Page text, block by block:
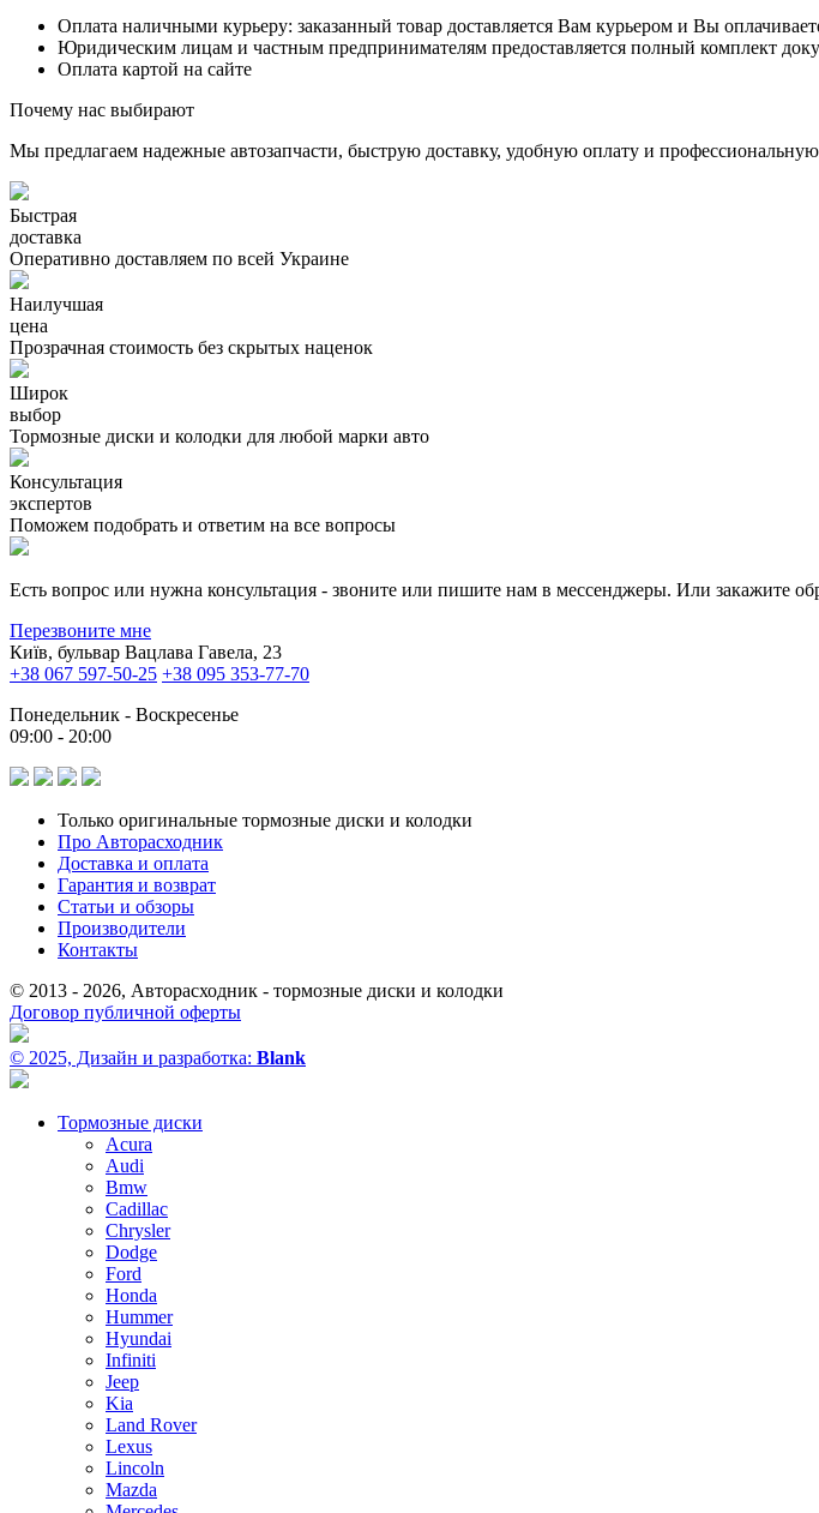
Оплата наличными курьеру: заказанный товар доставляется Вам курьером и Вы
Юридическим лицам и частным предпринимателям предоставляется полный комплект
Оплата картой на сайте
Почему нас выбирают
Мы предлагаем надежные автозапчасти, быструю доставку, удобную оплату и
Быстрая
доставка
Оперативно доставляем по всей Украине
Наилучшая
цена
Прозрачная стоимость без скрытых наценок
Широк
выбор
Тормозные диски и колодки для любой марки авто
Консультация
экспертов
Поможем подобрать и ответим на все вопросы
Есть вопрос или нужна консультация - звоните или пишите нам в мессенджеры. Или закажите
Перезвоните мне
Київ, бульвар Вацлава Гавела, 23
+38 067 597-50-25 +38 095 353-77-70
Понедельник - Воскресенье
09:00 - 20:00
Только оригинальные тормозные диски и колодки
Про Авторасходник
Доставка и оплата
Гарантия и возврат
Статьи и обзоры
Производители
Контакты
© 2013 - 2026, Авторасходник - тормозные диски и колодки
Договор публичной оферты
© 2025, Дизайн и разработка: Blank
Тормозные диски
Acura
Audi
Bmw
Cadillac
Chrysler
Dodge
Ford
Honda
Hummer
Hyundai
Infiniti
Jeep
Kia
Land Rover
Lexus
Lincoln
Mazda